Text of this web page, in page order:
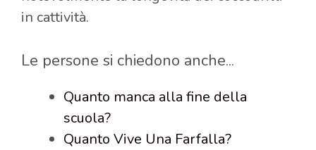
in cattività.
Le persone si chiedono anche...
Quanto manca alla fine della
scuola?
Quanto Vive Una Farfalla?